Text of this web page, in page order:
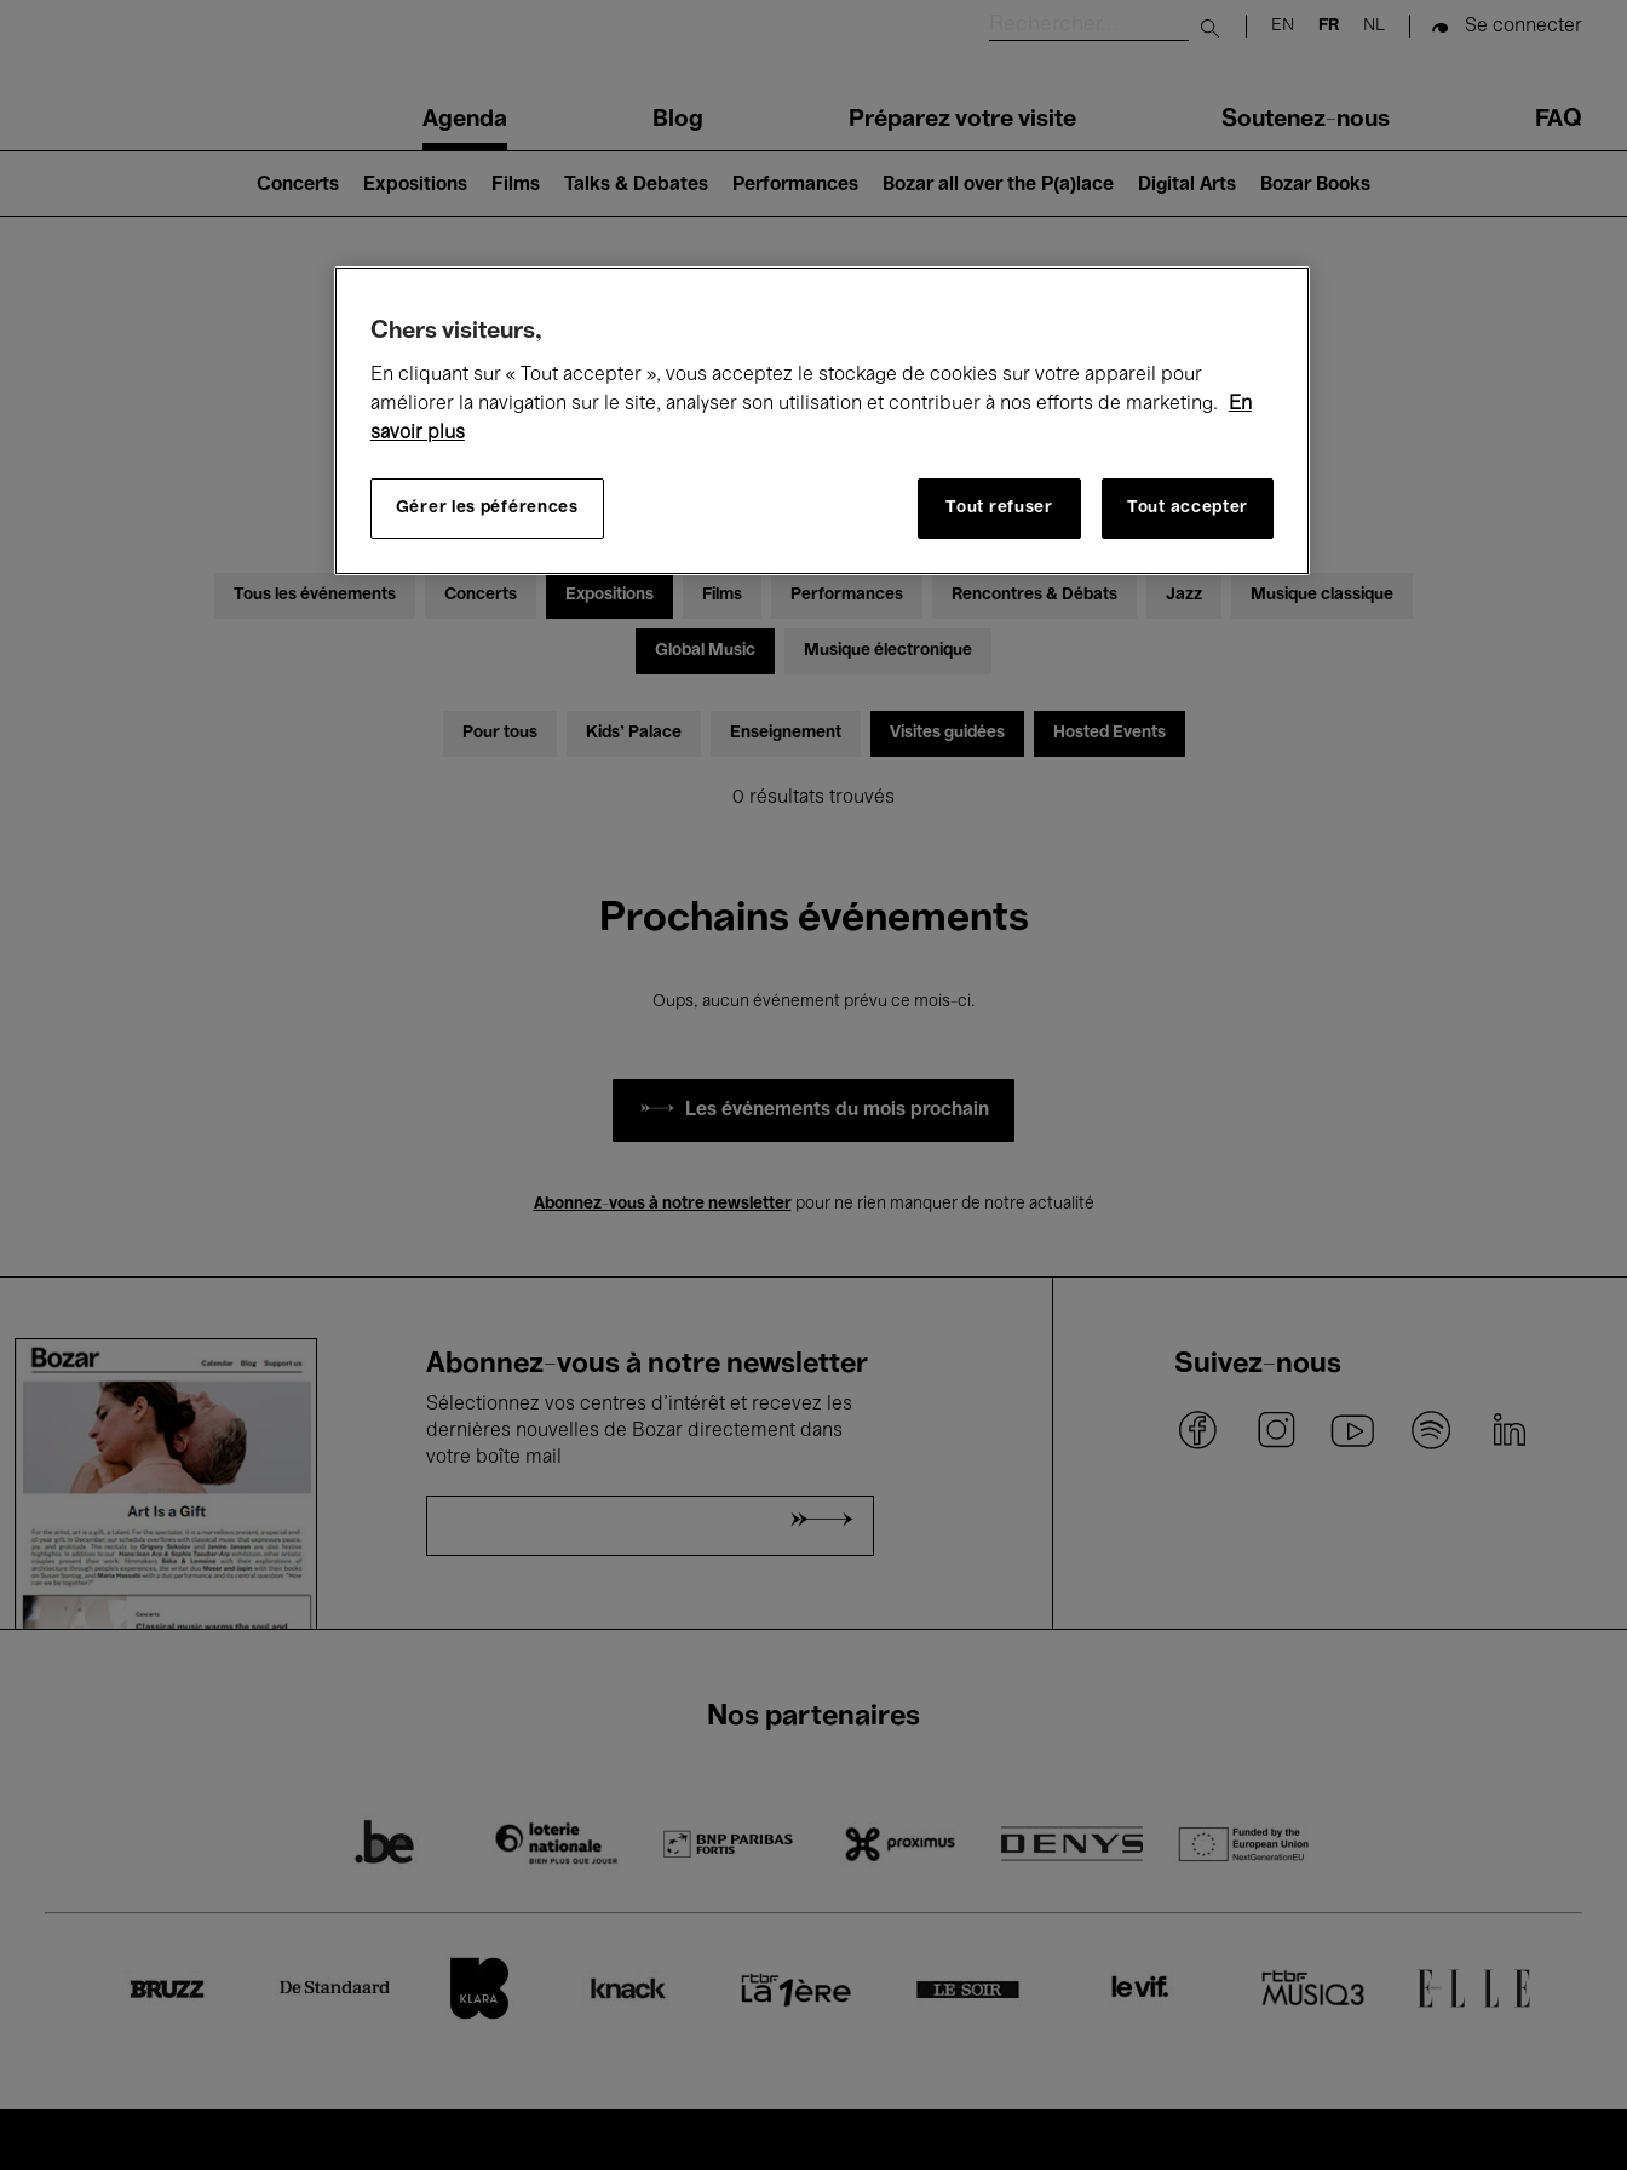
Submit search
EN FR NL Se connecter
navigationAgenda Blog Préparez votre visite Soutenez-nous FAQ
2)
Concerts Expositions Films Talks & Debates Performances Bozar all over the P(a)lace Digital Arts Bozar Books
Ce qui se passe à Bozar
Tous les événements Concerts Expositions Films Performances Rencontres & Débats Jazz Musique classique
Global Music Musique électronique
Pour tous Kids’ Palace Enseignement Visites guidées Hosted Events
0 résultats trouvés
Prochains événements
Oups, aucun événement prévu ce mois-ci.
Les événements du mois prochain
Abonnez-vous à notre newsletterpour ne rien manquer de notre actualité
Abonnez-vous à notre newsletter
Sélectionnez vos centres d'intérêt et recevez les
dernières nouvelles de Bozar directement dans
votre boîte mail
Suivez-nous
Nos partenaires
Chers visiteurs,
En cliquant sur « Tout accepter », vous acceptez le stockage de cookies sur votre appareil pour
améliorer la navigation sur le site, analyser son utilisation et contribuer à nos efforts de marketing.
En
savoir plus
Gérer les péférences Tout refuser Tout accepter